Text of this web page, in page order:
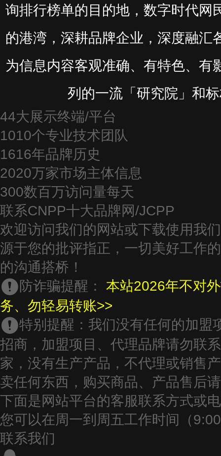
询排行榜单的目的地，数字时代网
的港湾，深耕品牌企业，深度融汇
为信息内容客观准确、有特色、有
列的一流「研究院」和
44大展示终端/平台
1010个专业技术团队
1616年品牌历史
2020万家市场主体信息
300数百万访问量每天
联系CNPP十大品牌网/JCPP
欢迎访问我们的网站或下载使用我
源于您的批评指正，一切美好工作
的沟通搭桥！
防诈骗提醒：
本站2026年不对
务、勿轻易转账>>
特别提醒： 我们没有任何的加盟
招商，加盟项目、代理品牌请勿联
家，没有生产产品，不代理或销售
卖任何东西，购买商品、产品售后
下面是网站平台的客服联系方式或
您可以在周一到周五工作时间（
联系我们